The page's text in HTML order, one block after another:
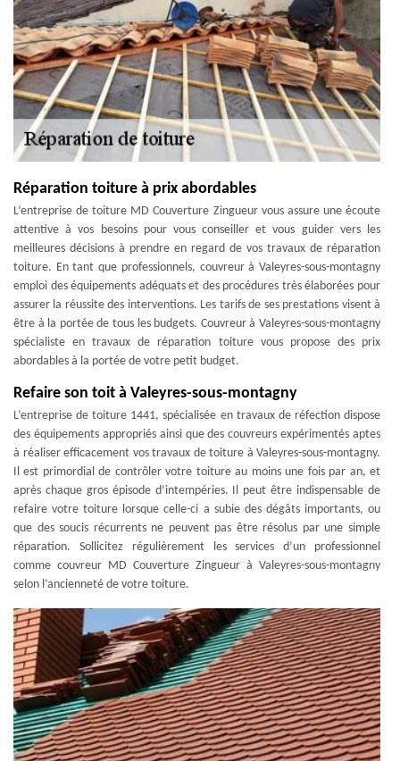
Réparation toiture à prix abordables
L’entreprise de toiture MD Couverture Zingueur vous assure une écoute
attentive à vos besoins pour vous conseiller et vous guider vers les
meilleures décisions à prendre en regard de vos travaux de réparation
toiture. En tant que professionnels, couvreur à Valeyres-sous-montagny
emploi des équipements adéquats et des procédures très élaborées pour
assurer la réussite des interventions. Les tarifs de ses prestations visent à
être à la portée de tous les budgets. Couvreur à Valeyres-sous-montagny
spécialiste en travaux de réparation toiture vous propose des prix
abordables à la portée de votre petit budget.
Refaire son toit à Valeyres-sous-montagny
L’entreprise de toiture 1441, spécialisée en travaux de réfection dispose
des équipements appropriés ainsi que des couvreurs expérimentés aptes
à réaliser efficacement vos travaux de toiture à Valeyres-sous-montagny.
Il est primordial de contrôler votre toiture au moins une fois par an, et
après chaque gros épisode d’intempéries. Il peut être indispensable de
refaire votre toiture lorsque celle-ci a subie des dégâts importants, ou
que des soucis récurrents ne peuvent pas être résolus par une simple
réparation. Sollicitez régulièrement les services d’un professionnel
comme couvreur MD Couverture Zingueur à Valeyres-sous-montagny
selon l’ancienneté de votre toiture.